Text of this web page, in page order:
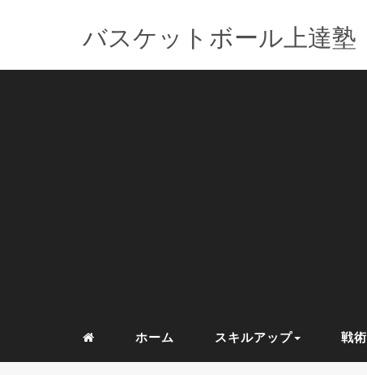
バスケットボール上達塾
ホーム スキルアップ 戦術